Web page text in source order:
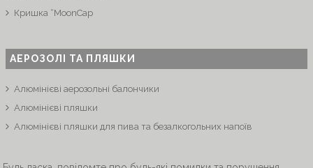
Кришка “MoonCap
АЕРОЗОЛІ ТА ПЛЯШКИ
Алюмінієві аерозольні балончики
Алюмінієві пляшки
Алюмінієві пляшки для пива та безалкогольних напоїв